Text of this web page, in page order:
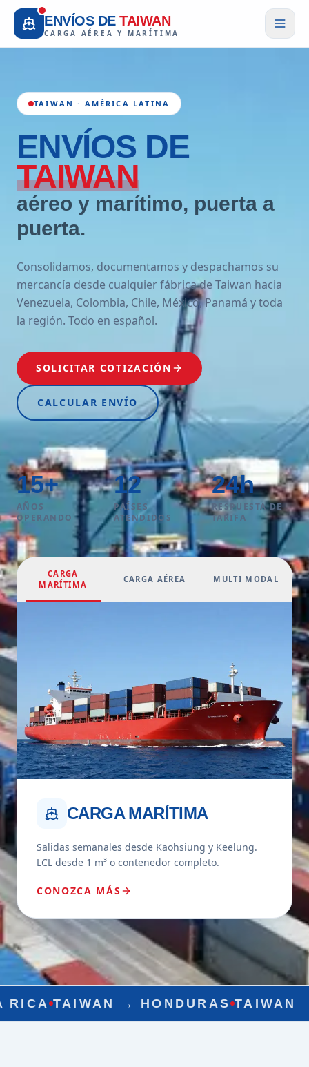
ENVÍOS DE TAIWAN
CARGA AÉREA Y MARÍTIMA
TAIWAN · AMÉRICA LATINA
ENVÍOS DE
TAIWAN
aéreo y marítimo, puerta a
puerta.
Consolidamos, documentamos y despachamos su
mercancía desde cualquier fábrica de Taiwan hacia
Venezuela, Colombia, Chile, México, Panamá y toda
la región. Todo en español.
SOLICITAR COTIZACIÓN
CALCULAR ENVÍO
15+
AÑOS
OPERANDO
12
PAÍSES
ATENDIDOS
24h
RESPUESTA DE
TARIFA
CARGA
MARÍTIMA
CARGA AÉREA MULTI MODAL
CARGA MARÍTIMA
Salidas semanales desde Kaohsiung y Keelung.
LCL desde 1 m³ o contenedor completo.
CONOZCA MÁS
→HONDURAS TAIWAN →